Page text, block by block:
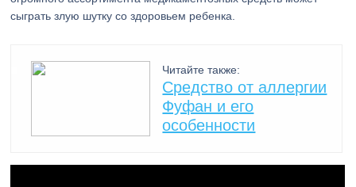
сыграть злую шутку со здоровьем ребенка.
Читайте также:
Средство от аллергии
Фуфан и его
особенности